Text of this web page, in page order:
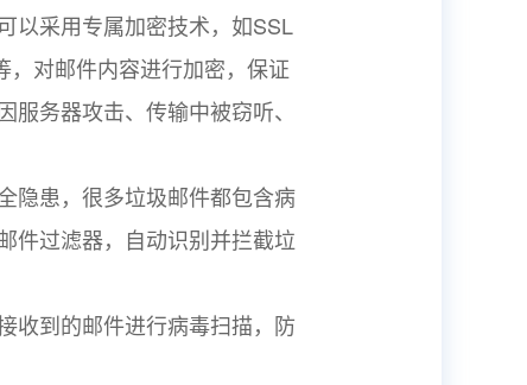
以采用专属加密技术，如SSL
对邮件内容进行加密，保证
务器攻击、传输中被窃听、
隐患，很多垃圾邮件都包含病
件过滤器，自动识别并拦截垃
收到的邮件进行病毒扫描，防